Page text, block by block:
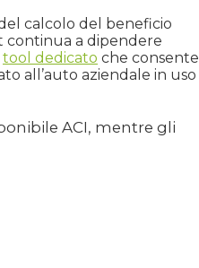
calcolo del beneficio
continua a dipendere
tool dedicato che consente
all’auto aziendale in uso
ACI, mentre gli